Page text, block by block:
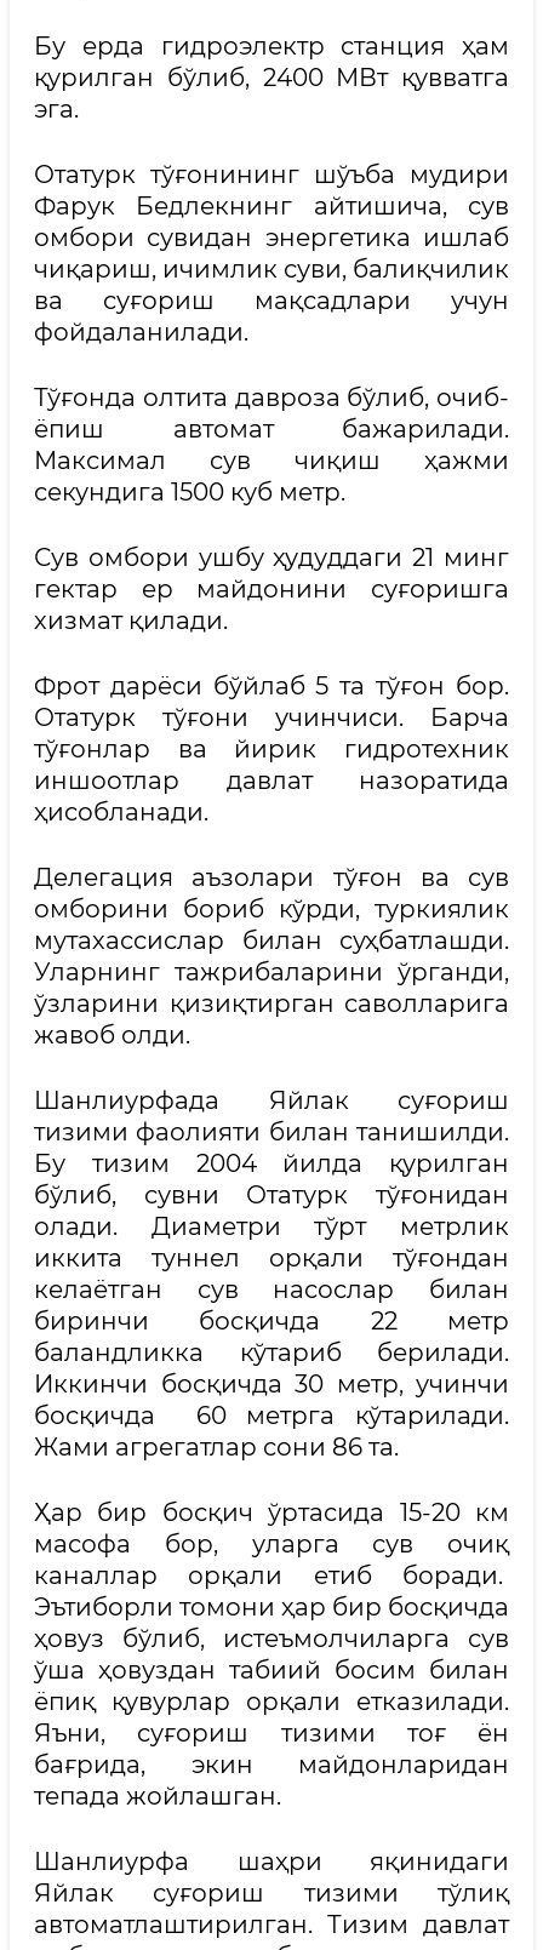
Бу ерда гидроэлектр станция ҳам
қурилган бўлиб, 2400 МВт қувватга
эга.
Отатурк тўғонининг шўъба мудири
Фарук Бедлекнинг айтишича, сув
омбори сувидан энергетика ишлаб
чиқариш, ичимлик суви, балиқчилик
ва суғориш мақсадлари учун
фойдаланилади.
Тўғонда олтита давроза бўлиб, очиб-
ёпиш автомат бажарилади.
Максимал сув чиқиш ҳажми
секундига 1500 куб метр.
Сув омбори ушбу ҳудуддаги 21 минг
гектар ер майдонини суғоришга
хизмат қилади.
Фрот дарёси бўйлаб 5 та тўғон бор.
Отатурк тўғони учинчиси. Барча
тўғонлар ва йирик гидротехник
иншоотлар давлат назоратида
ҳисобланади.
Делегация аъзолари тўғон ва сув
омборини бориб кўрди, туркиялик
мутахассислар билан суҳбатлашди.
Уларнинг тажрибаларини ўрганди,
ўзларини қизиқтирган саволларига
жавоб олди.
Шанлиурфада Яйлак суғориш
тизими фаолияти билан танишилди.
Бу тизим 2004 йилда қурилган
бўлиб, сувни Отатурк тўғонидан
олади. Диаметри тўрт метрлик
иккита туннел орқали тўғондан
келаётган сув насослар билан
биринчи босқичда 22 метр
баландликка кўтариб берилади.
Иккинчи босқичда 30 метр, учинчи
босқичда 60 метрга кўтарилади.
Жами агрегатлар сони 86 та.
Ҳар бир босқич ўртасида 15-20 км
масофа бор, уларга сув очиқ
каналлар орқали етиб боради.
Эътиборли томони ҳар бир босқичда
ҳовуз бўлиб, истеъмолчиларга сув
ўша ҳовуздан табиий босим билан
ёпиқ қувурлар орқали етказилади.
Яъни, суғориш тизими тоғ ён
бағрида, экин майдонларидан
тепада жойлашган.
Шанлиурфа шаҳри яқинидаги
Яйлак суғориш тизими тўлиқ
автоматлаштирилган. Тизим давлат